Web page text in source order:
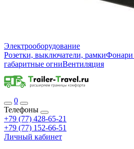
Электрооборудование
Розетки, выключатели, рамкиФонари
габаритные огниВентиляция
0
Телефоны
+79 (77) 428-65-21
+79 (77) 152-66-51
Личный кабинет